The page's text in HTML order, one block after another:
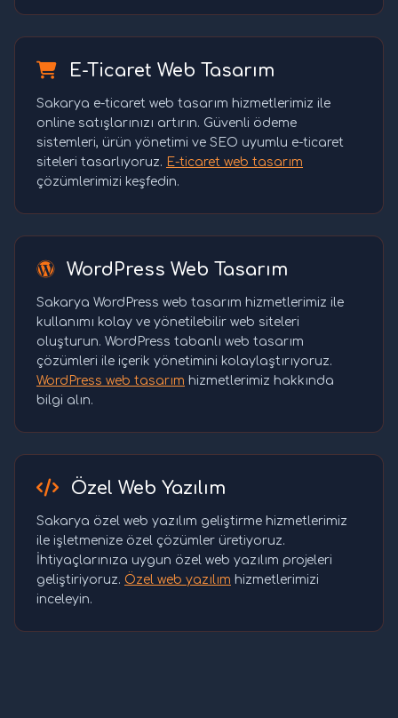
E-Ticaret Web Tasarım
Sakarya e-ticaret web tasarım hizmetlerimiz ile
online satışlarınızı artırın. Güvenli ödeme
sistemleri, ürün yönetimi ve SEO uyumlu e-ticaret
siteleri tasarlıyoruz. E-ticaret web tasarım
çözümlerimizi keşfedin.
WordPress Web Tasarım
Sakarya WordPress web tasarım hizmetlerimiz ile
kullanımı kolay ve yönetilebilir web siteleri
oluşturun. WordPress tabanlı web tasarım
çözümleri ile içerik yönetimini kolaylaştırıyoruz.
WordPress web tasarım hizmetlerimiz hakkında
bilgi alın.
Özel Web Yazılım
Sakarya özel web yazılım geliştirme hizmetlerimiz
ile işletmenize özel çözümler üretiyoruz.
İhtiyaçlarınıza uygun özel web yazılım projeleri
geliştiriyoruz. Özel web yazılım hizmetlerimizi
inceleyin.